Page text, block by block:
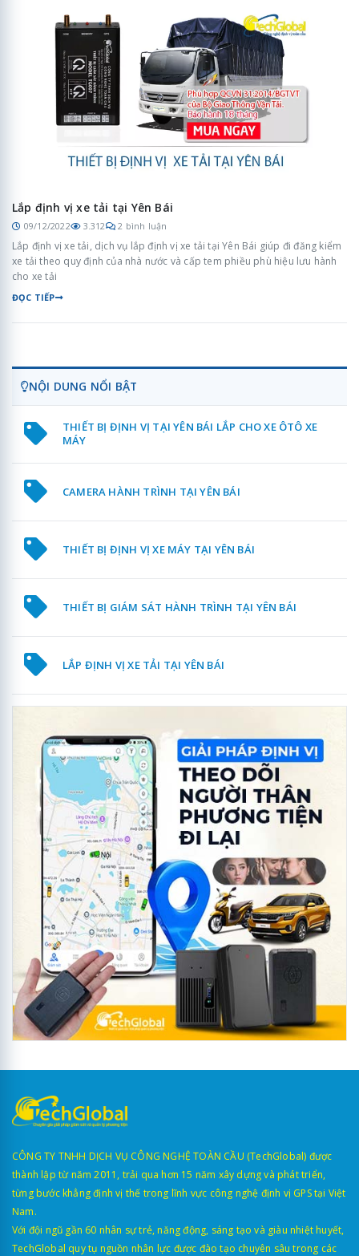
Lắp định vị xe tải tại Yên Bái
09/12/2022 3.312 2 bình luận
Lắp định vị xe tải, dịch vụ lắp định vị xe tải tại Yên Bái giúp đi đăng kiểm
xe tải theo quy định của nhà nước và cấp tem phiều phù hiệu lưu hành
cho xe tải
ĐỌC TIẾP
NỘI DUNG NỔI BẬT
THIẾT BỊ ĐỊNH VỊ TẠI YÊN BÁI LẮP CHO XE ÔTÔ XE
MÁY
CAMERA HÀNH TRÌNH TẠI YÊN BÁI
THIẾT BỊ ĐỊNH VỊ XE MÁY TẠI YÊN BÁI
THIẾT BỊ GIÁM SÁT HÀNH TRÌNH TẠI YÊN BÁI
LẮP ĐỊNH VỊ XE TẢI TẠI YÊN BÁI
CÔNG TY TNHH DỊCH VỤ CÔNG NGHỆ TOÀN CẦU (TechGlobal) được
thành lập từ năm 2011, trải qua hơn 15 năm xây dựng và phát triển,
từng bước khẳng định vị thế trong lĩnh vực công nghệ định vị GPS tại Việt
Nam.
Với đội ngũ gần 60 nhân sự trẻ, năng động, sáng tạo và giàu nhiệt huyết,
TechGlobal quy tụ nguồn nhân lực được đào tạo chuyên sâu trong các